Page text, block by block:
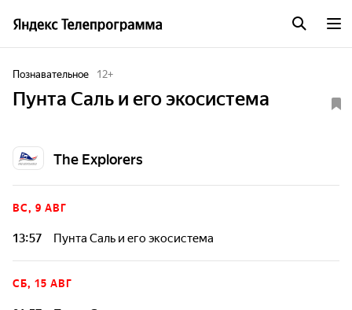
Познавательное 12+
Пунта Саль и его экосистема
The Explorers
ВС, 9 АВГ
13:57 Пунта Саль и его экосистема
СБ, 15 АВГ